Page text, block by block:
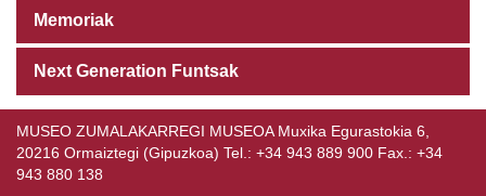
Memoriak
Next Generation Funtsak
MUSEO ZUMALAKARREGI MUSEOA Muxika Egurastokia 6,
20216 Ormaiztegi (Gipuzkoa) Tel.: +34 943 889 900 Fax.: +34
943 880 138